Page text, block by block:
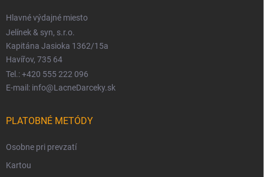
Hlavné výdajné miesto
Jelínek & syn, s.r.o.
Kapitána Jasioka 1362/15a
Havířov, 735 64
Tel.: +420 555 222 096
E-mail: info@LacneDarceky.sk
PLATOBNÉ METÓDY
Osobne pri prevzatí
Kartou